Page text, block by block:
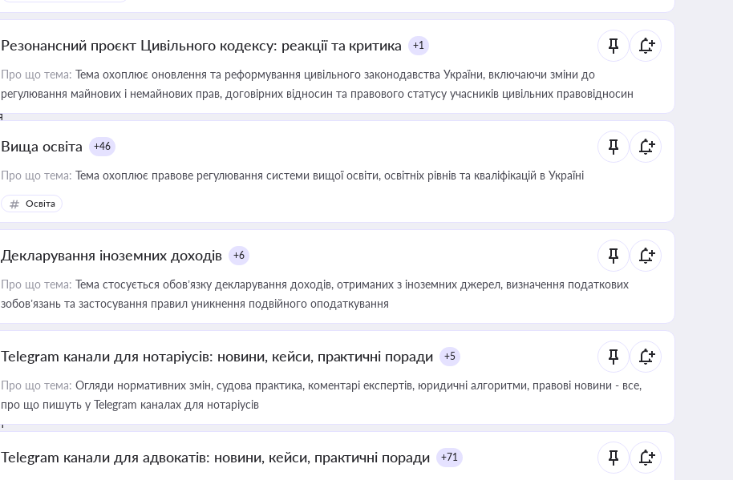
Резонансний проєкт Цивільного кодексу: реакції та критика +1
Про що тема: Тема охоплює оновлення та реформування цивільного законодавства України, включаючи зміни до
регулювання майнових і немайнових прав, договірних відносин та правового статусу учасників цивільних правовідносин
Вища освіта +46
Про що тема: Тема охоплює правове регулювання системи вищої освіти, освітніх рівнів та кваліфікацій в Україні
Освіта
Декларування іноземних доходів +6
Про що тема: Тема стосується обов’язку декларування доходів, отриманих з іноземних джерел, визначення податкових
зобов’язань та застосування правил уникнення подвійного оподаткування
Telegram канали для нотаріусів: новини, кейси, практичні поради +5
Про що тема: Огляди нормативних змін, судова практика, коментарі експертів, юридичні алгоритми, правові новини - все,
про що пишуть у Telegram каналах для нотаріусів
Telegram канали для адвокатів: новини, кейси, практичні поради +71